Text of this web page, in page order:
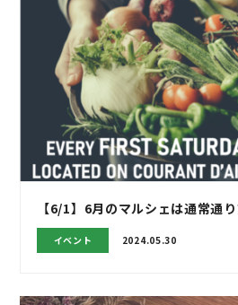
【6/1】6月のマルシェは通常通
イベント 2024.05.30